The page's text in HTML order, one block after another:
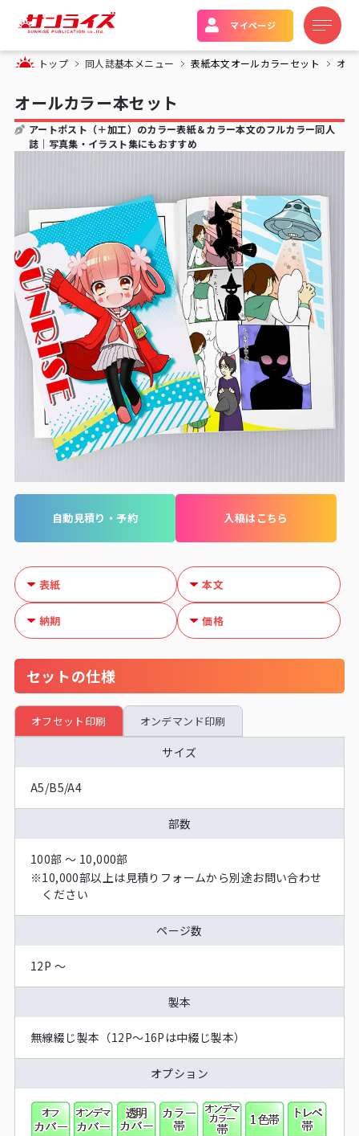
マイページ
トップ 同人誌基本メニュー 表紙本文オールカラーセット オ
オールカラー本セット
アートポスト（＋加工）のカラー表紙＆カラー本文のフルカラー同人
誌｜写真集・イラスト集にもおすすめ
自動見積り・予約 入稿はこちら
表紙 本文
納期 価格
セットの仕様
オフセット印刷 オンデマンド印刷
サイズ
A5/B5/A4
部数
100部 〜 10,000部
※10,000部以上は見積りフォームから別途お問い合わせ
ください
ページ数
12P 〜
製本
無線綴じ製本（12P～16Pは中綴じ製本）
オプション